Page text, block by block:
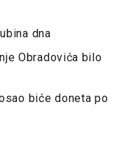
dna
Obradovića bilo
biće doneta po